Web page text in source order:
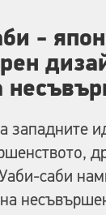
-
западните
саби
на